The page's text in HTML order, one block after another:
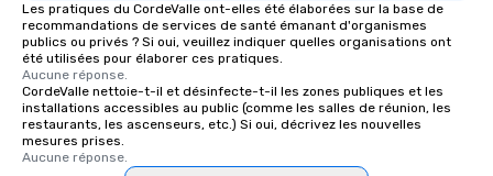
Les pratiques du CordeValle ont-elles été élaborées sur la base de
recommandations de services de santé émanant d'organismes
publics ou privés ? Si oui, veuillez indiquer quelles organisations ont
été utilisées pour élaborer ces pratiques.
Aucune réponse.
CordeValle nettoie-t-il et désinfecte-t-il les zones publiques et les
installations accessibles au public (comme les salles de réunion, les
restaurants, les ascenseurs, etc.) Si oui, décrivez les nouvelles
mesures prises.
Aucune réponse.